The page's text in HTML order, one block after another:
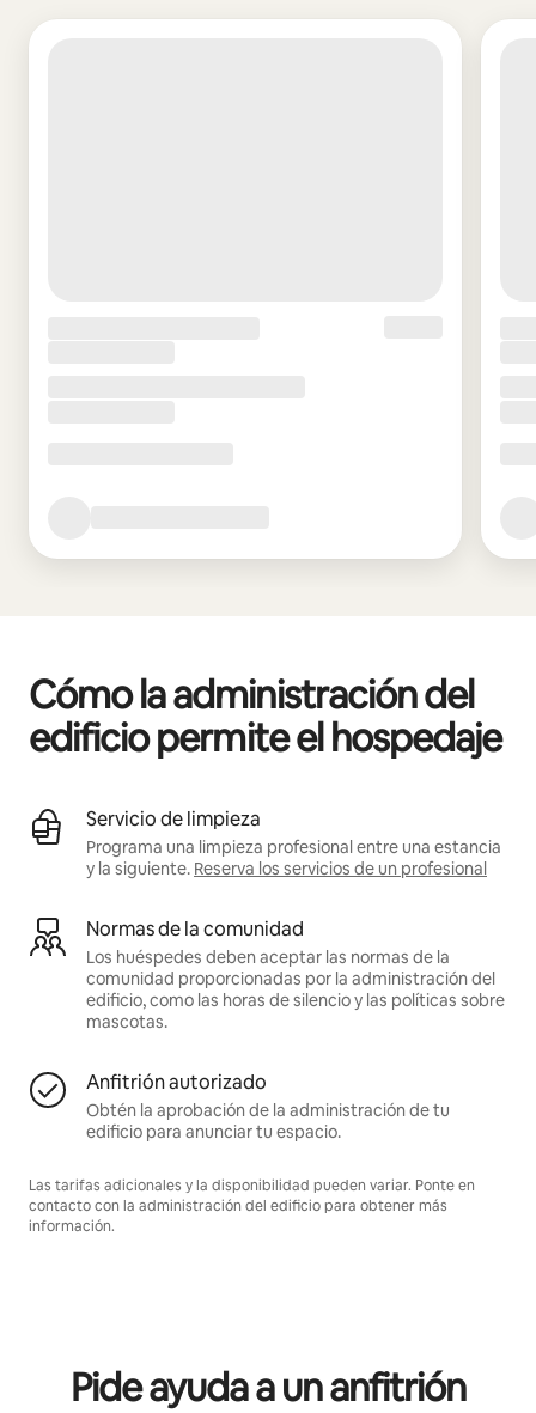
Cómo la administración del
edificio permite el hospedaje
Servicio de limpieza
Programa una limpieza profesional entre una estancia
y la siguiente. Reserva los servicios de un profesional
Normas de la comunidad
Los huéspedes deben aceptar las normas de la
comunidad proporcionadas por la administración del
edificio, como las horas de silencio y las políticas sobre
mascotas.
Anfitrión autorizado
Obtén la aprobación de la administración de tu
edificio para anunciar tu espacio.
Las tarifas adicionales y la disponibilidad pueden variar. Ponte en
contacto con la administración del edificio para obtener más
información.
Pide ayuda a un anfitrión